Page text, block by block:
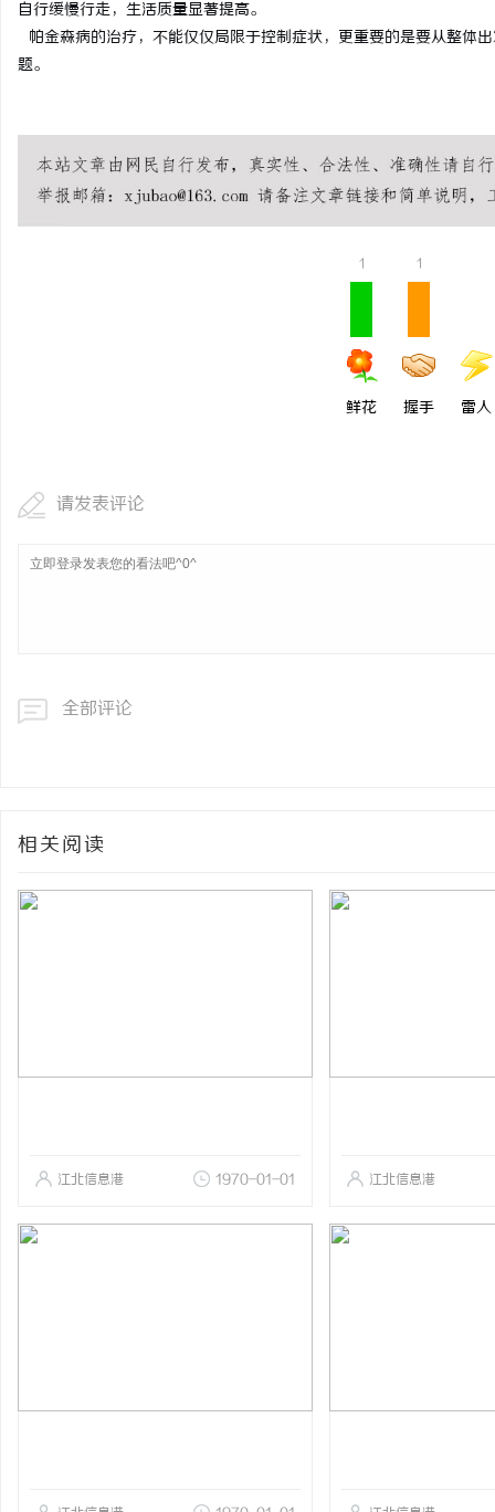
自行缓慢行走，生活质量显著提高。
帕金森病的治疗，不能仅仅局限于控制症状，更重要的是要从整体
题。
1
鲜花
1
握手 雷人
请发表评论
全部评论
相关阅读
江北信息港 1970-01-01 江北信息港